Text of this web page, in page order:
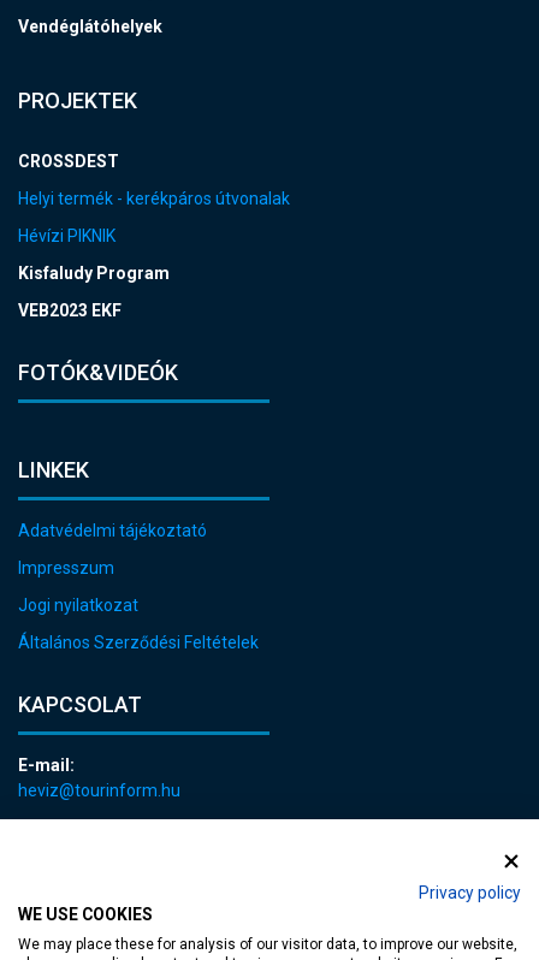
Privacy policy
WE USE COOKIES
We may place these for analysis of our visitor data, to improve our website,
Vendéglátóhelyek
PROJEKTEK
CROSSDEST
Helyi termék - kerékpáros útvonalak
Hévízi PIKNIK
Kisfaludy Program
VEB2023 EKF
FOTÓK&VIDEÓK
LINKEK
Adatvédelmi tájékoztató
Impresszum
Jogi nyilatkozat
Általános Szerződési Feltételek
KAPCSOLAT
E-mail:
heviz@tourinform.hu